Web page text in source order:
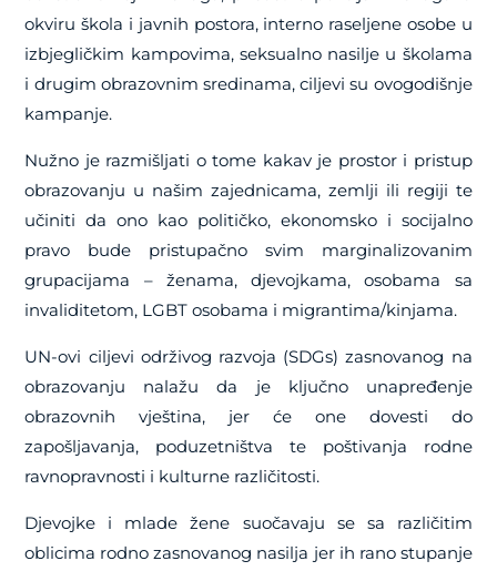
okviru škola i javnih postora, interno raseljene osobe u
izbjegličkim kampovima, seksualno nasilje u školama
i drugim obrazovnim sredinama, ciljevi su ovogodišnje
kampanje.
Nužno je razmišljati o tome kakav je prostor i pristup
obrazovanju u našim zajednicama, zemlji ili regiji te
učiniti da ono kao političko, ekonomsko i socijalno
pravo bude pristupačno svim marginalizovanim
grupacijama – ženama, djevojkama, osobama sa
invaliditetom, LGBT osobama i migrantima/kinjama.
UN-ovi ciljevi održivog razvoja (SDGs) zasnovanog na
obrazovanju nalažu da je ključno unapređenje
obrazovnih vještina, jer će one dovesti do
zapošljavanja, poduzetništva te poštivanja rodne
ravnopravnosti i kulturne različitosti.
Djevojke i mlade žene suočavaju se sa različitim
oblicima rodno zasnovanog nasilja jer ih rano stupanje